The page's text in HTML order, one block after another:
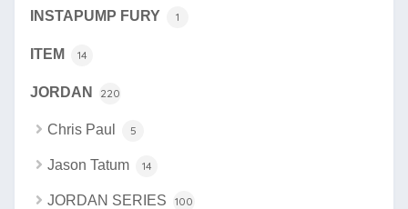
INSTAPUMP FURY 1
ITEM 14
JORDAN 220
Chris Paul 5
Jason Tatum 14
JORDAN SERIES 100